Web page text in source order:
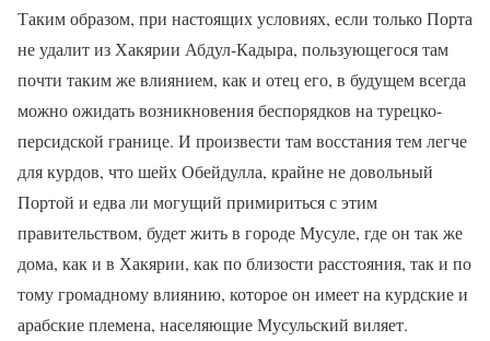
Таким образом, при настоящих условиях, если только Порта
не удалит из Хакярии Абдул-Кадыра, пользующегося там
почти таким же влиянием, как и отец его, в будущем всегда
можно ожидать возникновения беспорядков на турецко-
персидской границе. И произвести там восстания тем легче
для курдов, что шейх Обейдулла, крайне не довольный
Портой и едва ли могущий примириться с этим
правительством, будет жить в городе Мусуле, где он так же
дома, как и в Хакярии, как по близости расстояния, так и по
тому громадному влиянию, которое он имеет на курдские и
арабские племена, населяющие Мусульский виляет.